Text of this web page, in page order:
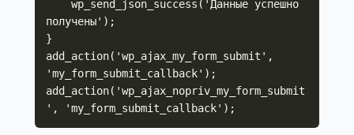
получены');
}
add_action('wp_ajax_my_form_submit',
'my_form_submit_callback');
add_action('wp_ajax_nopriv_my_form_submit
', 'my_form_submit_callback');